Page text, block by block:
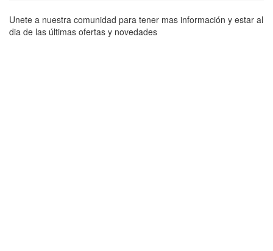
Unete a nuestra comunidad para tener mas información y estar al
dia de las últimas ofertas y novedades